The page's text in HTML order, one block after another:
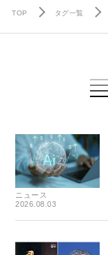
TOP タグ一覧
ニュース
2026.08.03